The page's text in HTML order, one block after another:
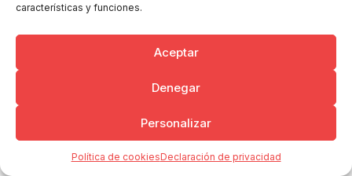
características y funciones.
Aceptar
Denegar
Personalizar
Política de cookiesDeclaración de privacidad